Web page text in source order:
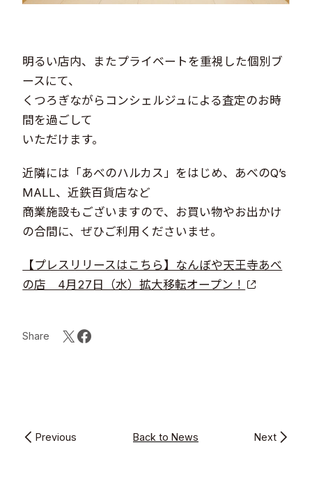
明るい店内、またプライベートを重視した個別ブ
ースにて、
くつろぎながらコンシェルジュによる査定のお時
間を過ごして
いただけます。
近隣には「あべのハルカス」をはじめ、あべのQ’s
MALL、近鉄百貨店など
商業施設もございますので、お買い物やお出かけ
の合間に、ぜひご利用くださいませ。
【プレスリリースはこちら】なんぼや天王寺あべ
の店 4月27日（水）拡大移転オープン！
Share
Previous Back to News Next